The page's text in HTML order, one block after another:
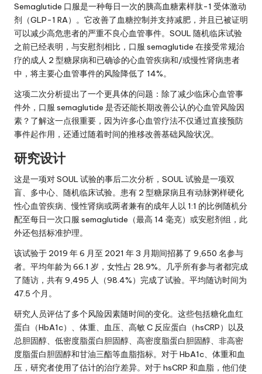
Semaglutide 口服是一种每日一次的胰高血糖素样肽-1 受体激动
剂（GLP-1 RA）。它改善了血糖控制并支持减肥，并且已被证明
可以减少高危患者的严重不良心血管事件。SOUL 随机临床试验
之前已经表明，与安慰剂相比，口服 semaglutide 在接受常规治
疗的成人 2 型糖尿病和已确诊的心血管疾病和/或慢性肾病患者
中，将主要心血管事件的风险降低了 14%。
这项二次分析提出了一个更具体的问题：除了减少临床心血管事
件外，口服 semaglutide 是否还能长期改善公认的心血管风险因
素？了解这一点很重要，因为许多心血管疗法不仅通过直接预防
事件起作用，还通过随着时间的推移改善基础风险状况。
研究设计
这是一项对 SOUL 试验的事后二次分析，SOUL 试验是一项双
盲、多中心、随机临床试验。患有 2 型糖尿病且有动脉粥样硬化
性心血管疾病、慢性肾病或两者兼有的成年人以 1:1 的比例随机分
配至每日一次口服 semaglutide（最高 14 毫克）或安慰剂组，此
外还包括标准护理。
该试验于 2019 年 6 月至 2021 年 3 月期间招募了 9,650 名参与
者。平均年龄为 66.1 岁，女性占 28.9%。几乎所有参与者都完成
了随访，共有 9,495 人（98.4%）完成了试验。平均随访时间为
47.5 个月。
研究人员评估了多个风险因素随时间的变化。这些包括糖化血红
蛋白（HbA1c）、体重、血压、高敏 C 反应蛋白（hsCRP）以及
总胆固醇、低密度脂蛋白胆固醇、高密度脂蛋白胆固醇、非高密
度脂蛋白胆固醇和甘油三酯等血脂指标。对于 HbA1c、体重和血
压，研究者使用了估计的治疗差异。对于 hsCRP 和血脂，他们使